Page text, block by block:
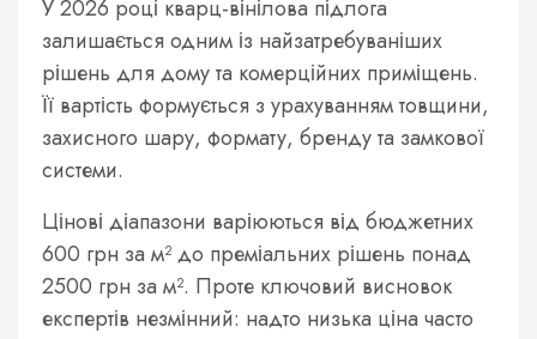
У 2026 році кварц-вінілова підлога
залишається одним із найзатребуваніших
рішень для дому та комерційних приміщень.
Її вартість формується з урахуванням товщини,
захисного шару, формату, бренду та замкової
системи.
Цінові діапазони варіюються від бюджетних
600 грн за м² до преміальних рішень понад
2500 грн за м². Проте ключовий висновок
експертів незмінний: надто низька ціна часто